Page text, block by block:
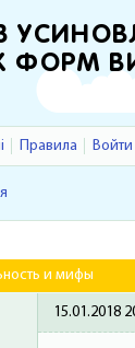
ФОРМ
Правила Войти
и мифы
15.01.2018